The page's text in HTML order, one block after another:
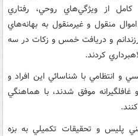
کامل از ويژگي‌هاي روحي، رفتاري
منقول و غيرمنقول به بهانه‌هاي
و دريافت خمس و زکات در سه
کردند.
و انتظامي با شناسائي اين افراد و
موفق شدند، با هماهنگي
پليس و تحقيقات تکميلي به بزه